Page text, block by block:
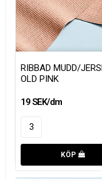
RIBBAD MUDD/
OLD PINK
19 SEK/dm
KÖP